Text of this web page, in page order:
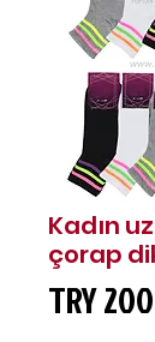
Kadın
çorap
TRY